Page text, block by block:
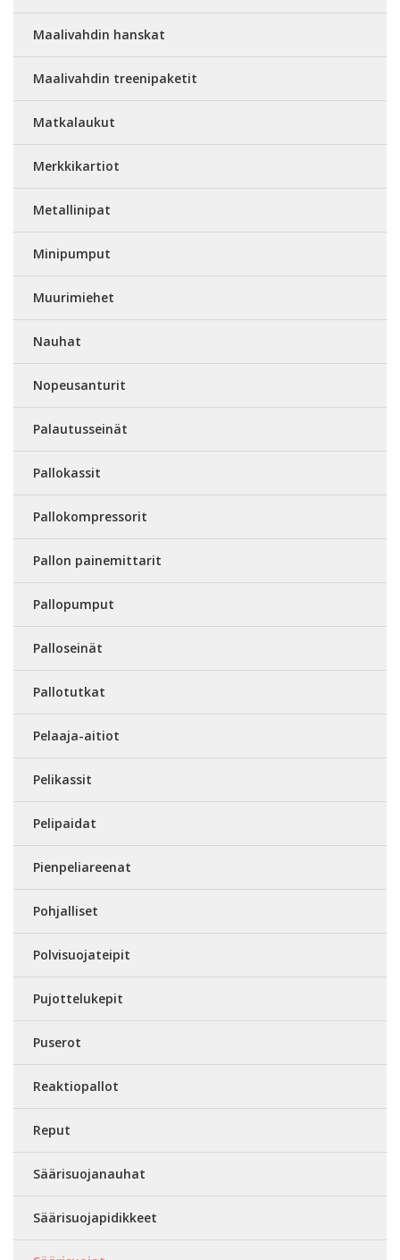
Maalivahdin hanskat
Maalivahdin treenipaketit
Matkalaukut
Merkkikartiot
Metallinipat
Minipumput
Muurimiehet
Nauhat
Nopeusanturit
Palautusseinät
Pallokassit
Pallokompressorit
Pallon painemittarit
Pallopumput
Palloseinät
Pallotutkat
Pelaaja-aitiot
Pelikassit
Pelipaidat
Pienpeliareenat
Pohjalliset
Polvisuojateipit
Pujottelukepit
Puserot
Reaktiopallot
Reput
Säärisuojanauhat
Säärisuojapidikkeet